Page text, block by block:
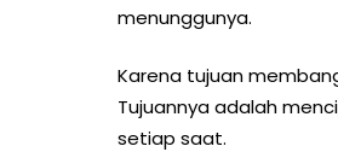
menunggunya.
Karena tujuan
Tujuannya adalah
setiap saat.